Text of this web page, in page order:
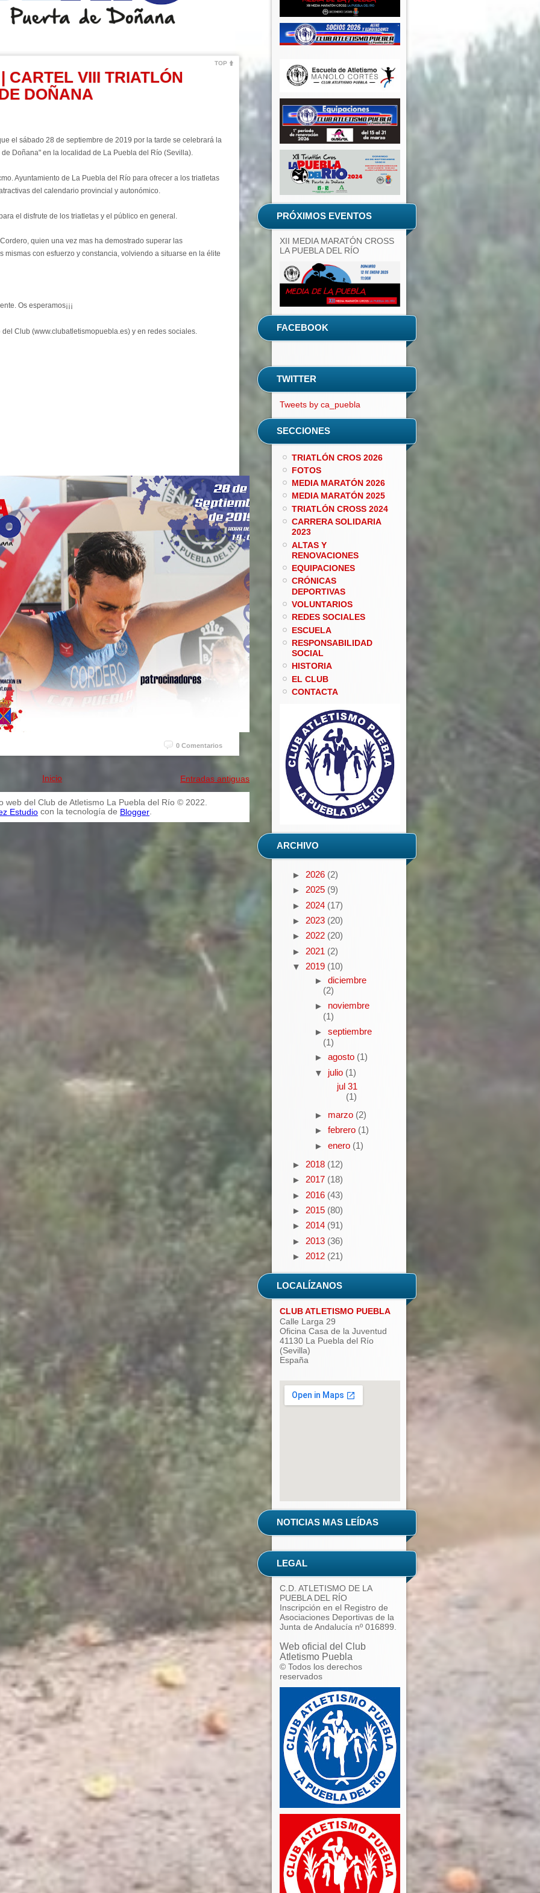
TOP
CARTEL VIII TRIATLÓN
DOÑANA
el sábado 28 de septiembre de 2019 por la tarde se celebrará la
Doñana" en la localidad de La Puebla del Río (Sevilla).
Ayuntamiento de La Puebla del Río para ofrecer a los triatletas
del calendario provincial y autonómico.
el disfrute de los triatletas y el público en general.
quien una vez mas ha demostrado superar las
mismas con esfuerzo y constancia, volviendo a situarse en la élite
Os esperamos¡¡¡
Club (www.clubatletismopuebla.es) y en redes sociales.
0 Comentarios
Entradas antiguas
Inicio
del Club de Atletismo La Puebla del Río © 2022.
Estudio con la tecnología de Blogger
PRÓXIMOS EVENTOS
XII MEDIA MARATÓN CROSS
LA PUEBLA DEL RÍO
FACEBOOK
TWITTER
Tweets by ca_puebla
SECCIONES
TRIATLÓN CROS 2026
FOTOS
MEDIA MARATÓN 2026
MEDIA MARATÓN 2025
TRIATLÓN CROSS 2024
CARRERA SOLIDARIA
2023
ALTAS Y
RENOVACIONES
EQUIPACIONES
CRÓNICAS
DEPORTIVAS
VOLUNTARIOS
REDES SOCIALES
ESCUELA
RESPONSABILIDAD
SOCIAL
HISTORIA
EL CLUB
CONTACTA
ARCHIVO
► 2026 (2)
► 2025 (9)
► 2024 (17)
► 2023 (20)
► 2022 (20)
► 2021 (2)
▼ 2019 (10)
►diciembre
(2)
► noviembre
(1)
►septiembre
(1)
►agosto (1)
▼ julio (1)
jul 31
(1)
► marzo (2)
►febrero (1)
►enero (1)
► 2018 (12)
► 2017 (18)
► 2016 (43)
► 2015 (80)
► 2014 (91)
► 2013 (36)
► 2012 (21)
LOCALÍZANOS
CLUB ATLETISMO PUEBLA
Calle Larga 29
Oficina Casa de la Juventud
41130 La Puebla del Río
(Sevilla)
España
NOTICIAS MAS LEÍDAS
LEGAL
C.D. ATLETISMO DE LA
PUEBLA DEL RÍO
Inscripción en el Registro de
Asociaciones Deportivas de la
Junta de Andalucía nº 016899.
Web oficial del Club
Atletismo Puebla
© Todos los derechos
reservados